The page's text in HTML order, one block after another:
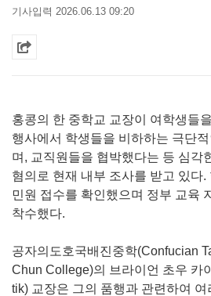
기사입력 2026.06.13 09:20
홍콩의 한 중학교 교장이 여학생들
행사에서 학생들을 비하하는 극단
며, 교직원들을 협박했다는 등 심각
혐의로 현재 내부 조사를 받고 있다.
민원 접수를 확인했으며 정부 교육
착수했다.
공자의도호국배진중학(Confucian
Chun College)의 브라이언 초우 카
tik) 교장은 그의 품행과 관련하여 여